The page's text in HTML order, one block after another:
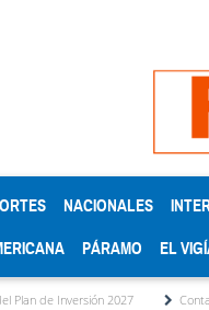
NACIONALES
PÁRAMO EL
2027